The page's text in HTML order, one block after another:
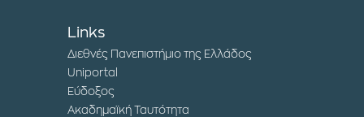
Links
Διεθνές Πανεπιστήμιο της Ελλάδος
Uniportal
Εύδοξος
Ακαδημαϊκή Ταυτότητα